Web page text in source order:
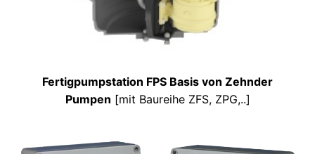
Fertigpumpstation FPS Basis von Zehnder
Pumpen [mit Baureihe ZFS, ZPG,..]